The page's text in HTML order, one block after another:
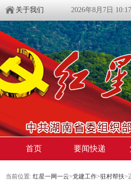
关于我们 2026年8月7日
首页 要闻快递
当前位置: 红星一网一云>党建工作>驻村帮扶>